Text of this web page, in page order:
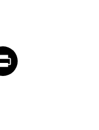
article on Print